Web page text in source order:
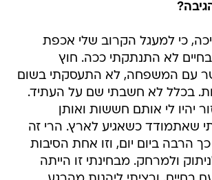
כי למעגל הקרוב שלי אכפת
לא התנתקתי ככה. חוץ
עם המשפחה, לא התעסקתי בשום
בכלל לא חשבתי שם על העתיד.
יהיו לי אותם חששות ואותן
שאתמודד כשאגיע לארץ. הרי זה
הרבה ביום יום, וזו אחת הסיבות
ולמרחק. מבחינתי זו הייתה